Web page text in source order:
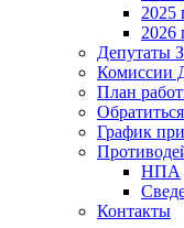
2025
2026
Депутаты
Комиссии
План
График
НПА
Контакты